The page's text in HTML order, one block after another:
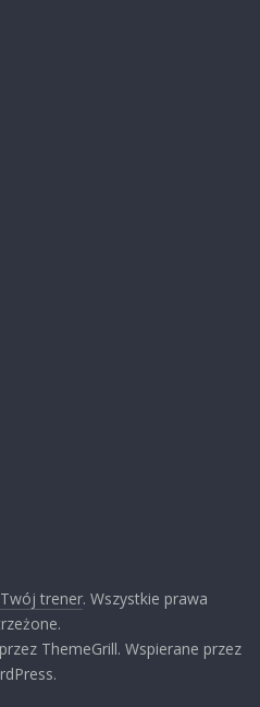
Twój trener. Wszystkie prawa
ThemeGrill. Wspierane przez